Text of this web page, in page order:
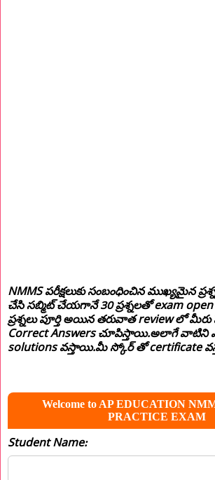
NMMS పరీక్షలుకు సంబంధించిన ముఖ్యమైన
చేసి సబ్మిట్ చేయగానే 30 ప్రశ్నలతో exam open
ప్రశ్నలు పూర్తి అయిన తరువాత review లో మీరు
Correct Answers చూపిస్తాయి.అలాగే
solutions వస్తాయి.మీ స్కోర్ తో certificate
Welcome to AP EDUCATION
PRACTICE EXAM
Student Name: